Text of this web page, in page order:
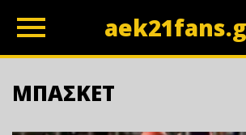
ΜΠΑΣΚΕΤ